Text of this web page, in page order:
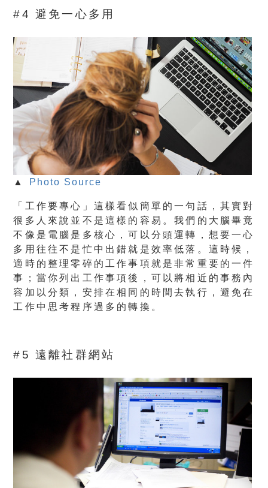
#4 避免一心多用
▲ Photo Source
「工作要專心」這樣看似簡單的一句話，其實對
很多人來說並不是這樣的容易。我們的大腦畢竟
不像是電腦是多核心，可以分頭運轉，想要一心
多用往往不是忙中出錯就是效率低落。這時候，
適時的整理零碎的工作事項就是非常重要的一件
事；當你列出工作事項後，可以將相近的事務內
容加以分類，安排在相同的時間去執行，避免在
工作中思考程序過多的轉換。
#5 遠離社群網站